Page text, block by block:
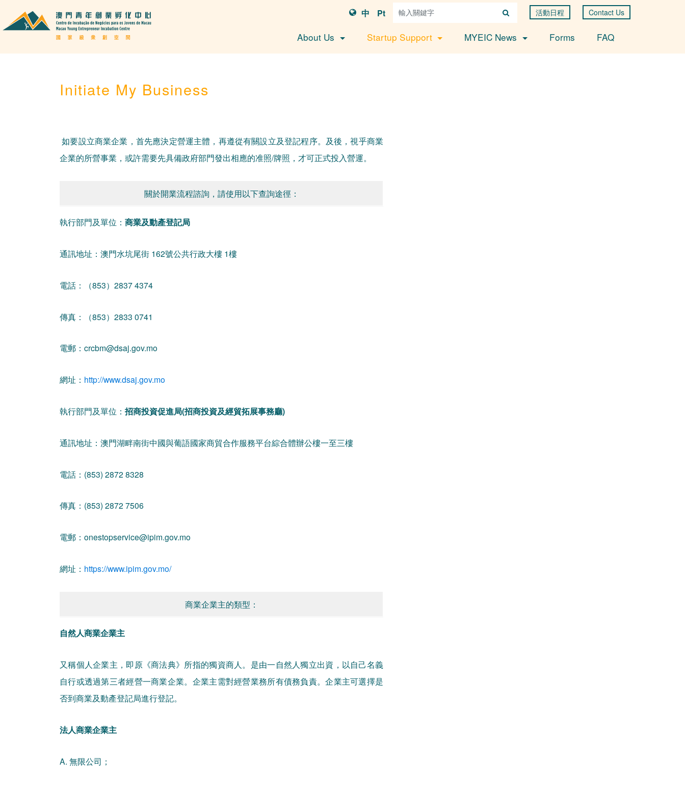
中 Pt 活動日程 Contact Us
About Us Startup Support MYEIC News Forms FAQ
Initiate My Business
如要設立商業企業，首先應決定營運主體，再遵從有關設立及登記程序。及後，視乎商業
企業的所營事業，或許需要先具備政府部門發出相應的准照/牌照，才可正式投入營運。
關於開業流程諮詢，請使用以下查詢途徑：
執行部門及單位： 商業及動產登記局
通訊地址：澳門水坑尾街 162號公共行政大樓 1樓
電話：（853）2837 4374
傳真：（853）2833 0741
電郵：crcbm@dsaj.gov.mo
網址： http://www.dsaj.gov.mo
執行部門及單位： 招商投資促進局(招商投資及經貿拓展事務廳)
通訊地址：澳門湖畔南街中國與葡語國家商貿合作服務平台綜合體辦公樓一至三樓
電話：(853) 2872 8328
傳真：(853) 2872 7506
電郵：onestopservice@ipim.gov.mo
網址： https://www.ipim.gov.mo/
商業企業主的類型：
自然人商業企業主
又稱個人企業主，即原《商法典》所指的獨資商人。是由一自然人獨立出資，以自己名義
自行或透過第三者經營一商業企業。企業主需對經營業務所有債務負責。企業主可選擇是
否到商業及動產登記局進行登記。
法人商業企業主
A. 無限公司；